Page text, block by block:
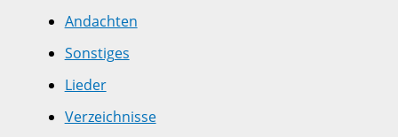
Andachten
Sonstiges
Lieder
Verzeichnisse